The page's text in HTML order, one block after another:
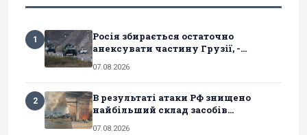
1
Росія збирається остаточно
анексувати частину Грузії, -...
07.08.2026
2
В результаті атаки РФ знищено
найбільший склад засобів...
07.08.2026